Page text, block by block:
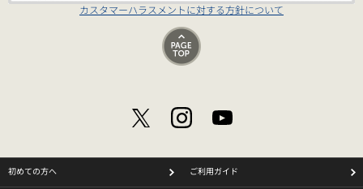
カスタマーハラスメントに対する方針について
初めての方へ ご利用ガイド